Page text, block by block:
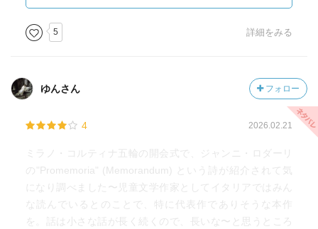
5 詳細をみる
ゆんさん フォロー
4 2026.02.21
ミラノ・コルティナ五輪の開会式で、ジャンニ・ロダーリ
の"Promemoria" (Memorandum) という詩が紹介されて気
になり調べました〜児童文学作家としてイタリアではみん
な読んでいるとのことで、特に代表作でありそうな本作
を。話は小さな話が長く続くので、長いな〜と思うところ